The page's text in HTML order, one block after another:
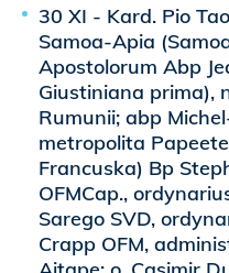
30 XI - Kard. Pio
Samoa-Apia
Apostolorum Abp
Giustiniana prima),
Rumunii; abp
metropolita
Francuska) Bp
OFMCap.,
Sarego SVD,
Crapp OFM,